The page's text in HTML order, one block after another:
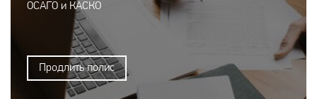
ОСАГО и КАСКО
Продлить полис